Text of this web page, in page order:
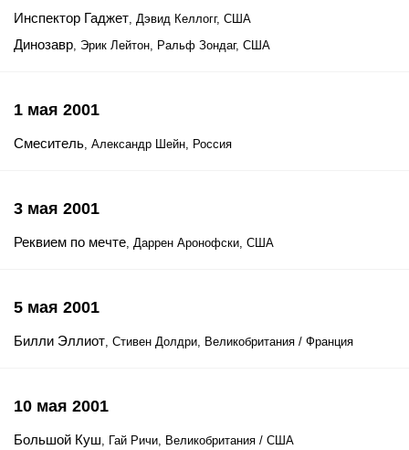
Инспектор Гаджет, Дэвид Келлогг, США
Динозавр, Эрик Лейтон, Ральф Зондаг, США
1 мая 2001
Смеситель, Александр Шейн, Россия
3 мая 2001
Реквием по мечте, Даррен Аронофски, США
5 мая 2001
Билли Эллиот, Стивен Долдри, Великобритания / Франция
10 мая 2001
Большой Куш, Гай Ричи, Великобритания / США